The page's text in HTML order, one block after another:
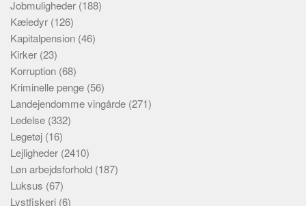
Jobmuligheder (188)
Kæledyr (126)
Kapitalpension (46)
Kirker (23)
Korruption (68)
Kriminelle penge (56)
Landejendomme vingårde (271)
Ledelse (332)
Legetøj (16)
Lejligheder (2410)
Løn arbejdsforhold (187)
Luksus (67)
Lystfiskeri (6)